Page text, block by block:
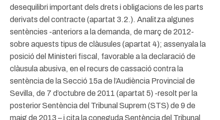
desequilibri important dels drets i obligacions de les parts
derivats del contracte (apartat 3.2.). Analitza algunes
sentències -anteriors a la demanda, de març de 2012-
sobre aquests tipus de clàusules (apartat 4); assenyala la
posició del Ministeri fiscal, favorable a la declaració de
clàusula abusiva, en el recurs de cassació contra la
sentència de la Secció 15a de l’Audiència Provincial de
Sevilla, de 7 d’octubre de 2011 (apartat 5) -resolt per la
posterior Sentència del Tribunal Suprem (STS) de 9 de
maig de 2013 – i cita la coneguda Sentència del Tribunal